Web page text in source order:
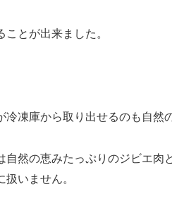
とが出来ました。
凍庫から取り出せるのも自然
自然の恵みたっぷりのジビエ肉
いません。